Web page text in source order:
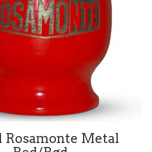
Rosamonte Metal